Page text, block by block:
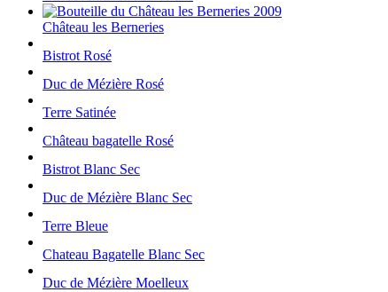
Château les Berneries
Bistrot Rosé
Duc de Mézière Rosé
Terre Satinée
Château bagatelle Rosé
Bistrot Blanc Sec
Duc de Mézière Blanc Sec
Terre Bleue
Chateau Bagatelle Blanc Sec
Duc de Mézière Moelleux